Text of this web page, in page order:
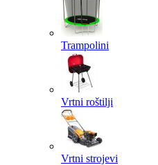
Trampolini
Vrtni roštilji
Vrtni strojevi